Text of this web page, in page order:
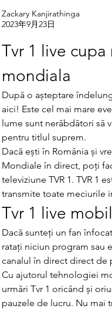
Zackary Kanjirathinga
2023年9月23日
Tvr 1 live
mondiala
După o așteptare
aici! Este cel mai mare
lume sunt nerăbdători să
pentru titlul suprem.
Dacă ești în România și
Mondiale în direct, poți
televiziune TVR 1. TVR 1
transmite toate meciurile
Tvr 1 live
Dacă sunteți un fan
ratați niciun program sau
canalul în direct direct
Cu ajutorul tehnologiei
urmări Tvr 1 oricând și
pauzele de lucru. Nu mai